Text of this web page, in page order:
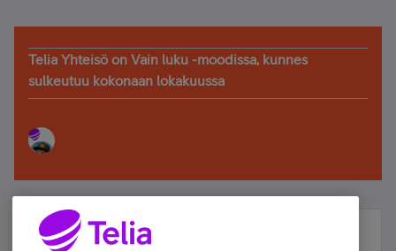
Telia Yhteisö on Vain luku -moodissa, kunnes
sulkeutuu kokonaan lokakuussa
Älä jää paitsi – osallistu ja voita!